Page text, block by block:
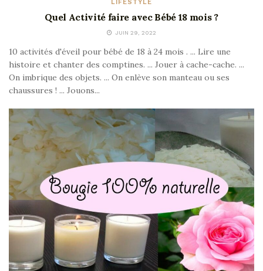
LIFESTYLE
Quel Activité faire avec Bébé 18 mois ?
JUIN 29, 2022
10 activités d'éveil pour bébé de 18 à 24 mois . ... Lire une
histoire et chanter des comptines. ... Jouer à cache-cache. ...
On imbrique des objets. ... On enlève son manteau ou ses
chaussures ! ... Jouons...